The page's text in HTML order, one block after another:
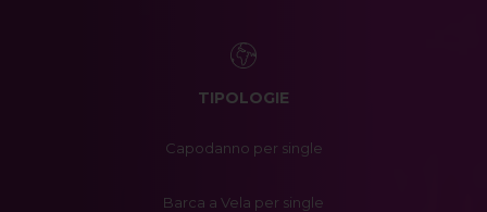
TIPOLOGIE
Capodanno per single
Barca a Vela per single